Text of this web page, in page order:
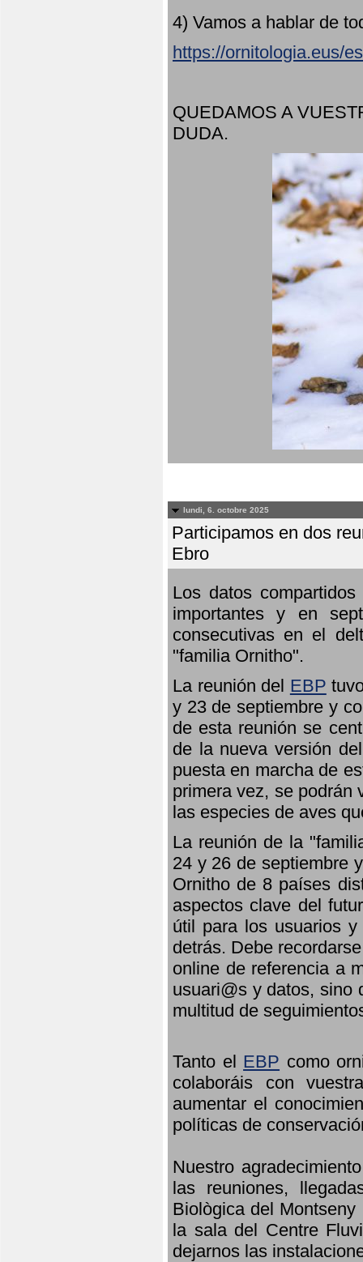
4) Vamos a hablar de
https://ornitologia.eus/
QUEDAMOS A
DUDA.
lundi, 6. octobre 2025
Participamos en dos
Ebro
Los datos
importantes y en
consecutivas en el
"familia Ornitho".
La reunión del EBP
y 23 de septiembre y
de esta reunión se
de la nueva versión
puesta en marcha de
primera vez, se podrán
las especies de aves
La reunión de la
24 y 26 de septiembre
Ornitho de 8 países
aspectos clave del
útil para los usuarios
detrás. Debe
online de referencia a
usuari@s y datos, sino
multitud de
Tanto el EBP como
colaboráis con
aumentar el
políticas de
Nuestro
las reuniones,
Biològica del
la sala del Centre
dejarnos las